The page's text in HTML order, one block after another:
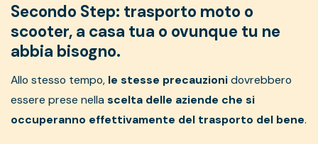
Secondo Step: trasporto moto o
scooter, a casa tua o ovunque tu ne
abbia bisogno.
Allo stesso tempo, le stesse precauzionidovrebbero
essere prese nella scelta delle aziende che si
occuperanno effettivamente del trasporto del bene.